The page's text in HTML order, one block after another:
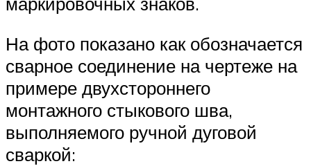
На фото показано как обозначается
сварное соединение на чертеже на
примере двухстороннего
монтажного стыкового шва,
выполняемого ручной дуговой
сваркой: